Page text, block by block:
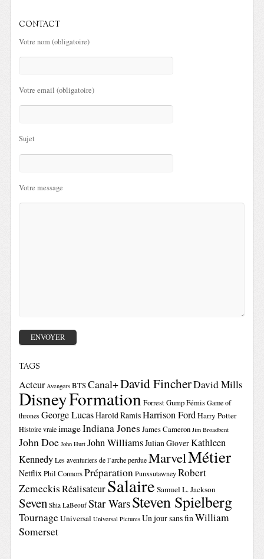
CONTACT
Votre nom (obligatoire)
Votre email (obligatoire)
Sujet
Votre message
TAGS
Acteur Avengers BTSCanal+David FincherDavid Mills
DisneyFormationForrest GumpFémis Game of
thrones George LucasHarold RamisHarrison FordHarry Potter
Histoire vraie imageIndiana Jones James Cameron Jim Broadbent
John Doe John Hurt John WilliamsJulian GloverKathleen
Kennedy Les aventuriers de l’arche perdue MarvelMétier
NetflixPhil ConnorsPréparation Punxsutawney Robert
ZemeckisRéalisateurSalaire Samuel L. Jackson
Seven Shia LaBeouf Star WarsSteven Spielberg
TournageUniversal Universal Pictures Un jour sans finWilliam
Somerset